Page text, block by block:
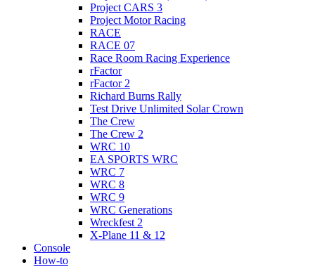
Project CARS 3
Project Motor Racing
RACE
RACE 07
Race Room Racing Experience
rFactor
rFactor 2
Richard Burns Rally
Test Drive Unlimited Solar Crown
The Crew
The Crew 2
WRC 10
EA SPORTS WRC
WRC 7
WRC 8
WRC 9
WRC Generations
Wreckfest 2
X-Plane 11 & 12
Console
How-to